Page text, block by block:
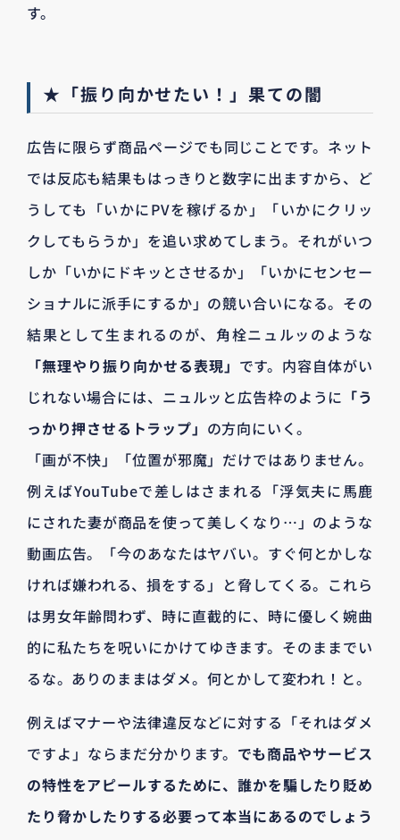
す。
★「振り向かせたい！」果ての闇
広告に限らず商品ページでも同じことです。ネット
では反応も結果もはっきりと数字に出ますから、ど
うしても「いかにPVを稼げるか」「いかにクリッ
クしてもらうか」を追い求めてしまう。それがいつ
しか「いかにドキッとさせるか」「いかにセンセー
ショナルに派手にするか」の競い合いになる。その
結果として生まれるのが、角栓ニュルッのような
「無理やり振り向かせる表現」 です。内容自体がい
じれない場合には、ニュルッと広告枠のように 「う
っかり押させるトラップ」 の方向にいく。
「画が不快」「位置が邪魔」だけではありません。
例えばYouTubeで差しはさまれる「浮気夫に馬鹿
にされた妻が商品を使って美しくなり…」のような
動画広告。「今のあなたはヤバい。すぐ何とかしな
ければ嫌われる、損をする」と脅してくる。これら
は男女年齢問わず、時に直截的に、時に優しく婉曲
的に私たちを呪いにかけてゆきます。そのままでい
るな。ありのままはダメ。何とかして変われ！と。
例えばマナーや法律違反などに対する「それはダメ
ですよ」ならまだ分かります。 でも商品やサービス
の特性をアピールするために、誰かを騙したり貶め
たり脅かしたりする必要って本当にあるのでしょう